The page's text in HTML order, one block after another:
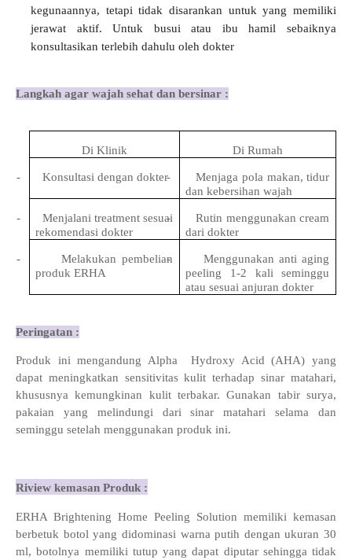
kegunaannya, tetapi tidak disarankan untuk yang memiliki
jerawat aktif. Untuk busui atau ibu hamil sebaiknya
konsultasikan terlebih dahulu oleh dokter
Langkah agar wajah sehat dan bersinar :
Di Klinik Di Rumah
- Konsultasi dengan dokter-
Menjaga pola makan, tidur
dan kebersihan wajah
-
Menjalani treatment sesuai
rekomendasi dokter
-
Rutin menggunakan cream
dari dokter
-
Melakukan pembelian
produk ERHA
-
Menggunakan anti aging
peeling 1-2 kali seminggu
atau sesuai anjuran dokter
Peringatan :
Produk ini mengandung Alpha
Hydroxy Acid (AHA) yang
dapat meningkatkan sensitivitas kulit terhadap sinar matahari,
khususnya kemungkinan kulit terbakar. Gunakan tabir surya,
pakaian yang melindungi dari sinar matahari selama dan
seminggu setelah menggunakan produk ini.
Riview kemasan Produk :
ERHA Brightening Home Peeling Solution memiliki kemasan
berbetuk botol yang didominasi warna putih dengan ukuran 30
ml, botolnya memiliki tutup yang dapat diputar sehingga tidak